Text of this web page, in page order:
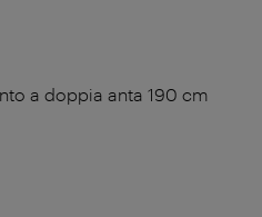
a doppia anta 190 cm